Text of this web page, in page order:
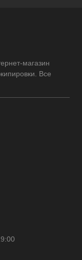
магазин
Все